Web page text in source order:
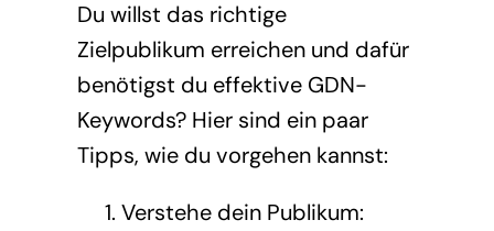
Du willst das richtige
Zielpublikum erreichen und dafür
benötigst du effektive GDN-
Keywords? Hier sind ein paar
Tipps, wie du vorgehen kannst:
Verstehe dein Publikum: